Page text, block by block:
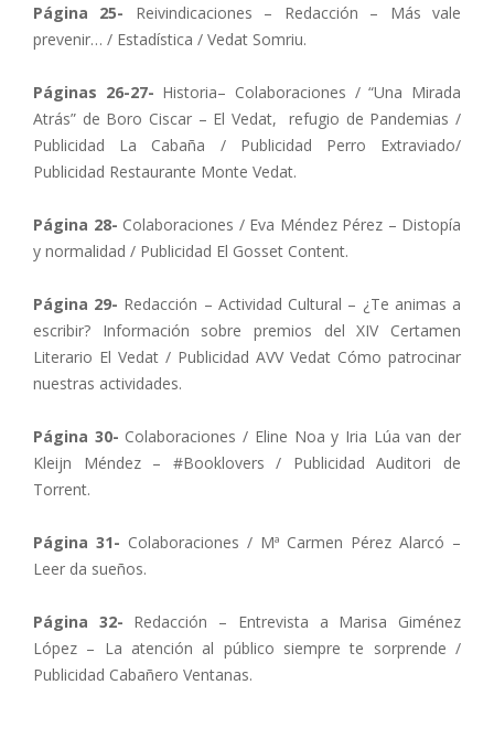
Página 25- Reivindicaciones – Redacción – Más vale
prevenir… / Estadística / Vedat Somriu.
Páginas 26-27- Historia– Colaboraciones / “Una Mirada
Atrás” de Boro Ciscar – El Vedat, refugio de Pandemias /
Publicidad La Cabaña / Publicidad Perro Extraviado/
Publicidad Restaurante Monte Vedat.
Página 28- Colaboraciones / Eva Méndez Pérez – Distopía
y normalidad / Publicidad El Gosset Content.
Página 29- Redacción – Actividad Cultural – ¿Te animas a
escribir? Información sobre premios del XIV Certamen
Literario El Vedat / Publicidad AVV Vedat Cómo patrocinar
nuestras actividades.
Página 30- Colaboraciones / Eline Noa y Iria Lúa van der
Kleijn Méndez – #Booklovers / Publicidad Auditori de
Torrent.
Página 31- Colaboraciones / Mª Carmen Pérez Alarcó –
Leer da sueños.
Página 32- Redacción – Entrevista a Marisa Giménez
López – La atención al público siempre te sorprende /
Publicidad Cabañero Ventanas.